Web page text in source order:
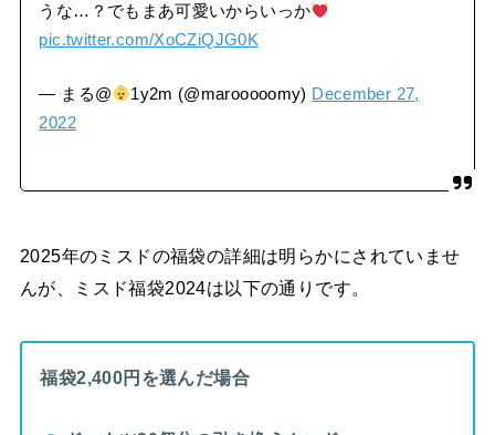
うな…？でもまあ可愛いからいっか
pic.twitter.com/XoCZiQJG0K
— まる@ 1y2m (@marooooomy) December 27,
2022
2025年のミスドの福袋の詳細は明らかにされていませ
んが、ミスド福袋2024は以下の通りです。
福袋2,400円を選んだ場合